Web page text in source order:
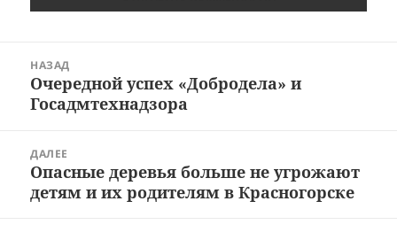
записям
НАЗАД
Предыдущая
запись:
Очередной успех «Добродела» и
Госадмтехнадзора
ДАЛЕЕ
Следующая
запись:
Опасные деревья больше не угрожают
детям и их родителям в Красногорске